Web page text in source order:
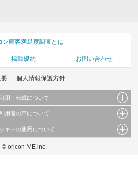
ン顧客満足度調査とは
掲載規約 お問い合わせ
個人情報保護方針
引用・転載について
字、写真、イラスト、画像データ等）及びこれらの配
断転載・複製などの二次利用を行うことは固く禁じて
用者の声について
てサービスの利用者が提出された見解・感想です。
理解いただいた上でご覧ください。
キーの使用について
ユーザーに合わせたコンテンツや広告の表示、ソー
© oricon ME inc.